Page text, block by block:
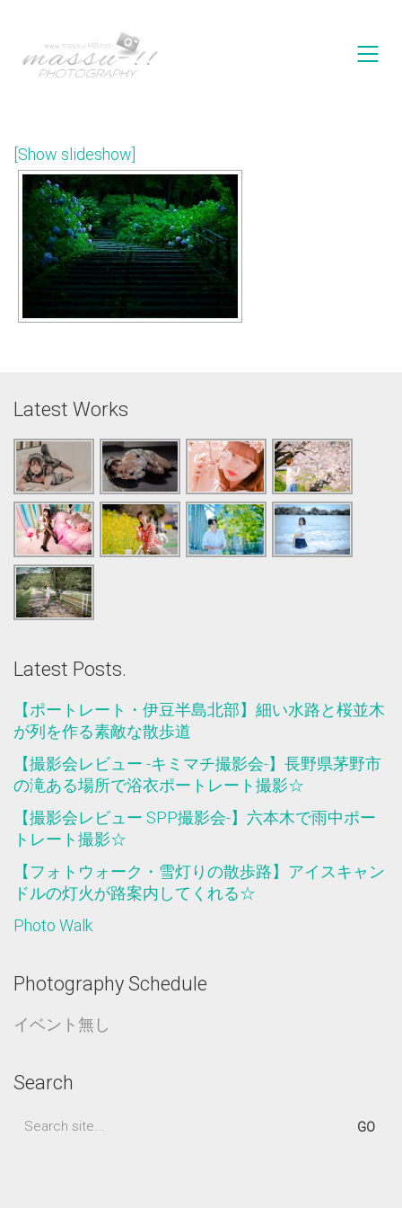
[Show slideshow]
Latest Works
Latest Posts.
【ポートレート・伊豆半島北部】細い水路と桜並木
が列を作る素敵な散歩道
【撮影会レビュー -キミマチ撮影会-】長野県茅野市
の滝ある場所で浴衣ポートレート撮影☆
【撮影会レビュー SPP撮影会-】六本木で雨中ポー
トレート撮影☆
【フォトウォーク・雪灯りの散歩路】アイスキャン
ドルの灯火が路案内してくれる☆
Photo Walk
Photography Schedule
イベント無し
Search
Search